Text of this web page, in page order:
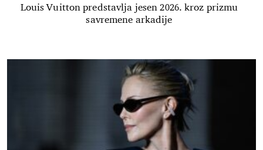
Louis Vuitton predstavlja jesen 2026. kroz prizmu
savremene arkadije